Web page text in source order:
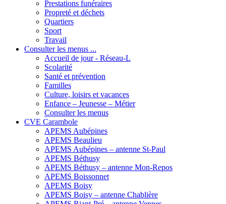
Prestations funéraires
Propreté et déchets
Quartiers
Sport
Travail
Consulter les menus ...
Accueil de jour - Réseau-L
Scolarité
Santé et prévention
Familles
Culture, loisirs et vacances
Enfance – Jeunesse – Métier
Consulter les menus
CVE Carambole
APEMS Aubépines
APEMS Beaulieu
APEMS Aubépines – antenne St-Paul
APEMS Béthusy
APEMS Béthusy – antenne Mon-Repos
APEMS Boissonnet
APEMS Boisy
APEMS Boisy – antenne Chablière